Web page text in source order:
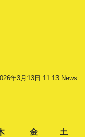
年3月13日 11:13 News
金
土